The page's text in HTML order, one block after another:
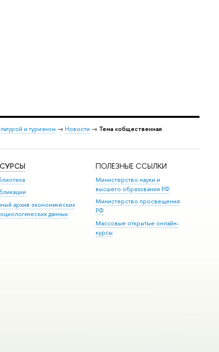
и туризмом → Новости → Тема «общественная
архив экономических
данных
ПОЛЕЗНЫЕ ССЫЛКИ
Министерство науки и
высшего образования РФ
Министерство просвещения
РФ
Массовые открытые онлайн-
курсы